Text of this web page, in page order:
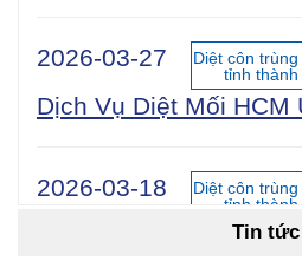
2026-03-27
Diệt côn trùng
tỉnh thành
2026-03-18
Diệt côn trùng
tỉnh thành
Tin tức